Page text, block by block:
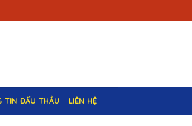
TIN ĐẤU THẦU LIÊN HỆ